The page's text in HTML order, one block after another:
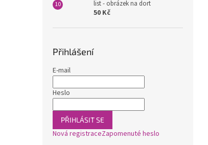
list - obrázek na dort
50 Kč
Přihlášení
E-mail
Heslo
PŘIHLÁSIT SE
Nová registraceZapomenuté heslo